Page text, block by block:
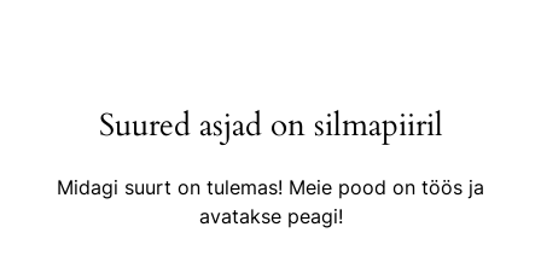
Suured asjad on silmapiiril
Midagi suurt on tulemas! Meie pood on töös ja
avatakse peagi!